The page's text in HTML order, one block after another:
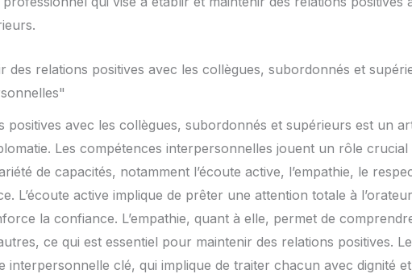
des relations positives avec les collègues, subordonnés et
positives avec les collègues, subordonnés et supérieurs est un
Les compétences interpersonnelles jouent un rôle crucial
de capacités, notamment l’écoute active, l’empathie, le
L’écoute active implique de prêter une attention totale à
la confiance. L’empathie, quant à elle, permet de
ce qui est essentiel pour maintenir des relations positives.
interpersonnelle clé, qui implique de traiter chacun avec dignité